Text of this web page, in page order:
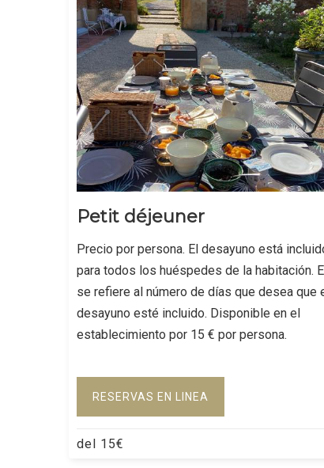
Petit déjeuner
Precio por persona. El desayuno está
para todos los huéspedes de la habitación.
se refiere al número de días que desea que
desayuno esté incluido. Disponible en el
establecimiento por 15 € por persona.
RESERVAS EN LINEA
del 15€